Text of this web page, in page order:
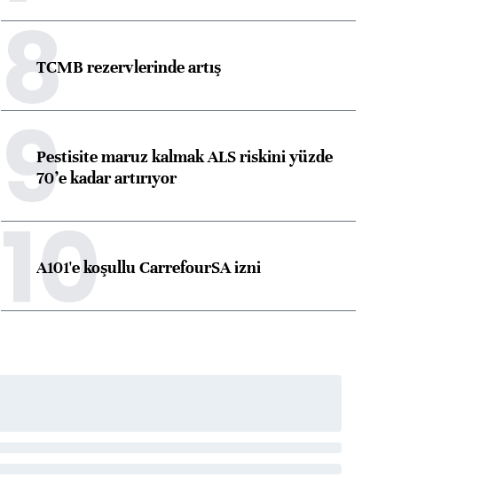
8TCMB rezervlerinde artış
9Pestisite maruz kalmak ALS riskini yüzde
70’e kadar artırıyor
10
A101'e koşullu CarrefourSA izni